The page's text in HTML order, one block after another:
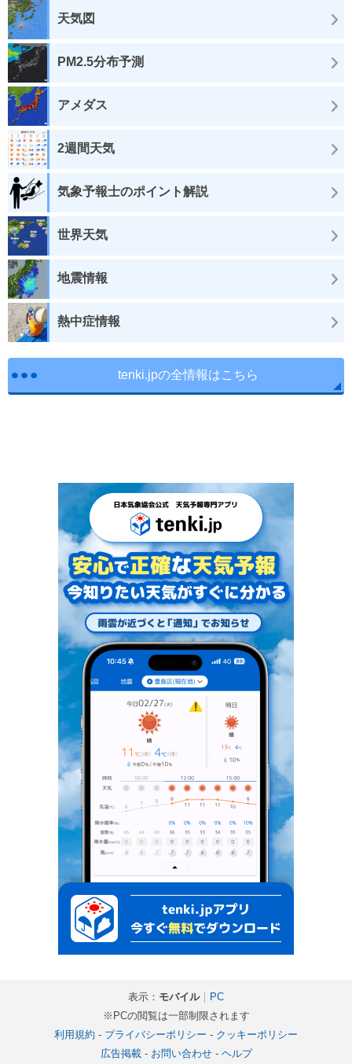
天気図
PM2.5分布予測
アメダス
2週間天気
気象予報士のポイント解説
世界天気
地震情報
熱中症情報
tenki.jpの全情報はこちら
表示： モバイル｜ PC
※PCの閲覧は一部制限されます
利用規約 - プライバシーポリシー - クッキーポリシー
広告掲載- お問い合わせ- ヘルプ